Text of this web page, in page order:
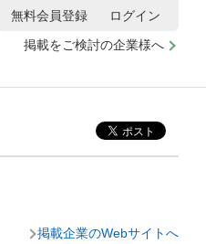
掲載をご検討の企業様へ
無料会員登録 ログイン
掲載企業のWebサイトへ